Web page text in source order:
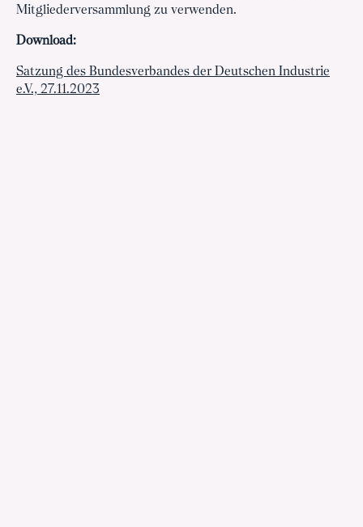
Mitgliederversammlung zu verwenden.
Download:
Satzung des Bundesverbandes der Deutschen Industrie
e.V., 27.11.2023